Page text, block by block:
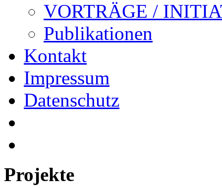
VORTRÄGE /
Publikationen
Kontakt
Impressum
Datenschutz
Projekte